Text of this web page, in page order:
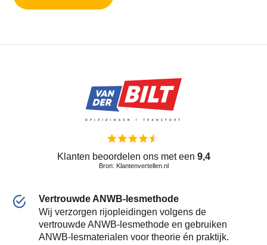
Klanten beoordelen ons met een 9,4
Bron: Klantenvertellen.nl
Vertrouwde ANWB-lesmethode
Wij verzorgen rijopleidingen volgens de
vertrouwde ANWB-lesmethode en gebruiken
ANWB-lesmaterialen voor theorie én praktijk.